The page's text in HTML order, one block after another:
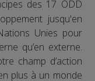
des 17 ODD
jusqu'en
Unies pour
qu’en externe.
champ d’action
plus à un monde